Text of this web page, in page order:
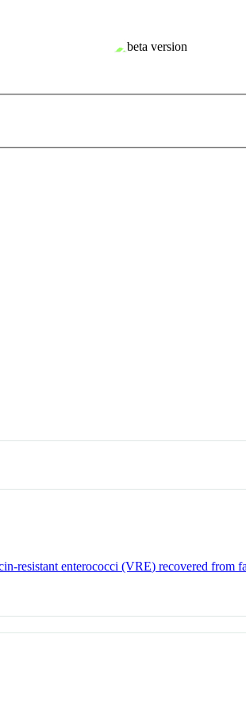
resistant enterococci (VRE) recovered from